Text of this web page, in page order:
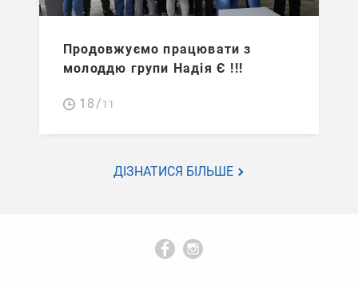
Продовжуємо працювати з
молоддю групи Надія Є !!!
18/ 11
ДІЗНАТИСЯ БІЛЬШЕ